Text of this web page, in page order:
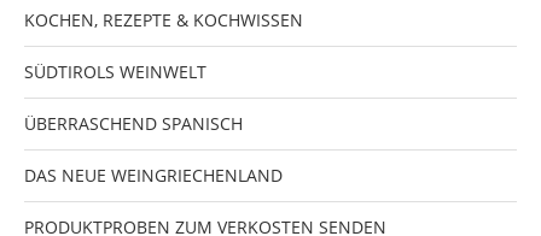
KOCHEN, REZEPTE & KOCHWISSEN
SÜDTIROLS WEINWELT
ÜBERRASCHEND SPANISCH
DAS NEUE WEINGRIECHENLAND
PRODUKTPROBEN ZUM VERKOSTEN SENDEN